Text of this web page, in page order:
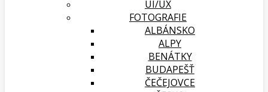
UI/UX
FOTOGRAFIE
ALBÁNSKO
ALPY
BENÁTKY
BUDAPEŠŤ
ČEČEJOVCE